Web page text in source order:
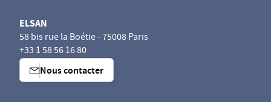
ELSAN
58 bis rue la Boétie - 75008 Paris
+33 1 58 56 16 80
Nous contacter